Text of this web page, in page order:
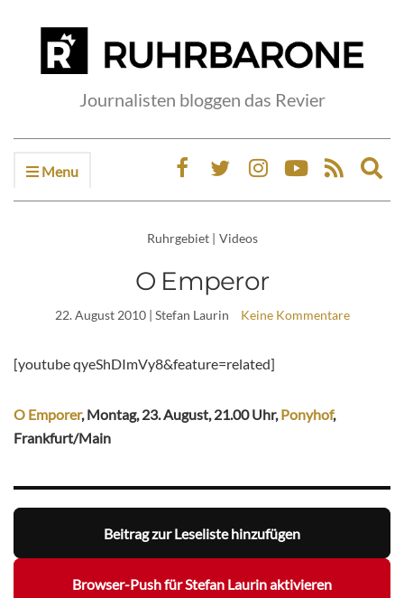
Journalisten bloggen das Revier
Menu
Ruhrgebiet | Videos
O Emperor
22. August 2010| Stefan Laurin Keine Kommentare
[youtube qyeShDImVy8&feature=related]
O Emporer, Montag, 23. August, 21.00 Uhr,Ponyhof,
Frankfurt/Main
Beitrag zur Leseliste hinzufügen
Browser-Push für Stefan Laurin aktivieren